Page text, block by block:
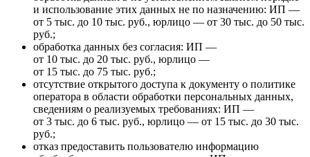
и использование этих данных не по назначению: ИП —
от 5 тыс. до 10 тыс. руб., юрлицо — от 30 тыс. до 50 тыс.
руб.;
обработка данных без согласия: ИП —
от 10 тыс. до 20 тыс. руб., юрлицо —
от 15 тыс. до 75 тыс. руб.;
отсутствие открытого доступа к документу о политике
оператора в области обработки персональных данных,
сведениям о реализуемых требованиях: ИП —
от 3 тыс. до 6 тыс. руб., юрлицо — от 15 тыс. до 30 тыс.
руб.;
отказ предоставить пользователю информацию